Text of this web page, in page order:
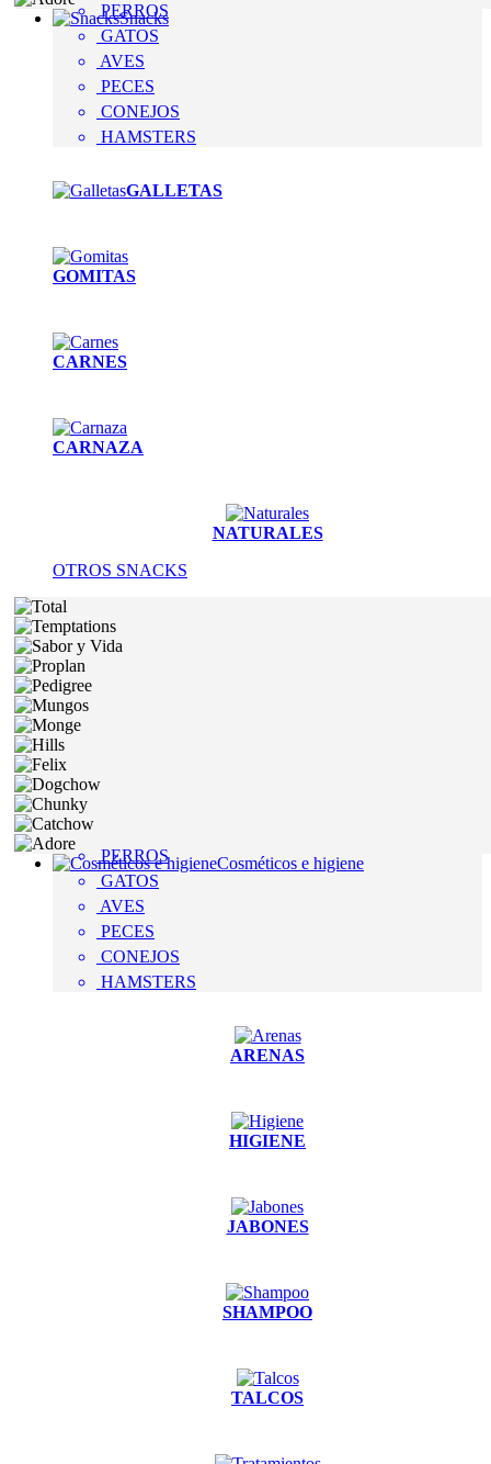
Snacks
PERROS
GATOS
AVES
PECES
CONEJOS
HAMSTERS
GALLETAS
GOMITAS
CARNES
CARNAZA
NATURALES
OTROS SNACKS
Cosméticos e higiene
PERROS
GATOS
AVES
PECES
CONEJOS
HAMSTERS
ARENAS
HIGIENE
JABONES
SHAMPOO
TALCOS